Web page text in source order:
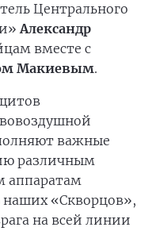
Центрального
Александр
вместе с
Макиевым.
важные
различным
аппаратам
«Скворцов»,
на всей линии